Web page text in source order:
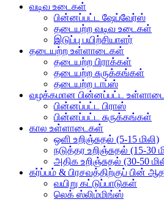
வடிவ உடைகள்
பின்னப்பட்ட ஷேப்வேர்ஸ்
தடையற்ற வடிவ உடைகள்
இடுப்பு பயிற்சியாளர்
தடையற்ற உள்ளாடைகள்
தடையற்ற பிராக்கள்
தடையற்ற சுருக்கங்கள்
தடையற்ற டாப்ஸ்
வழக்கமான பின்னப்பட்ட
பின்னப்பட்ட பிராஸ்
பின்னப்பட்ட சுருக்கங்கள்
கால உள்ளாடைகள்
ஒளி உறிஞ்சுதல் (5-15 மிலி)
நடுத்தர உறிஞ்சுதல் (15-30
அதிக உறிஞ்சுதல் (30-50
கர்ப்பம் & பிரசவத்திற்குப் பின்
வயிறு கட்டுப்பாடுகள்
லெக் ஸ்லிம்மிங்ஸ்